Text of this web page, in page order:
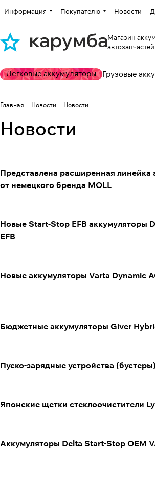
Информация Покупателю Новости
Магазин
автозапчастей
Легковые аккумуляторы Грузовые
Главная Новости Новости
Новости
Представлена расширенная линейка
от немецкого бренда MOLL
Новые Start-Stop EFB аккумуляторы
EFB
Новые аккумуляторы Varta Dynamic
Бюджетные аккумуляторы Giver
Пуско-зарядные устройства (бустеры)
Японские щетки стеклоочистители
Аккумуляторы Delta Start-Stop OEM